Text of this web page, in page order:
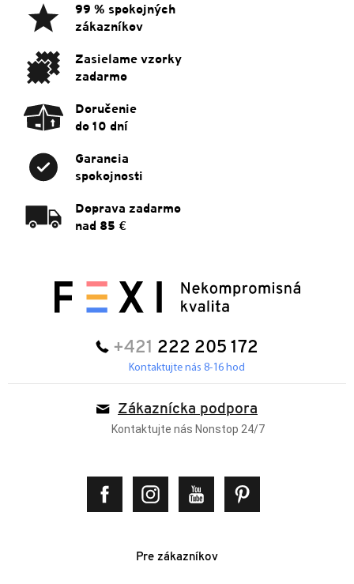
99 % spokojných
zákazníkov
Zasielame vzorky
zadarmo
Doručenie
do 10 dní
Garancia
spokojnosti
Doprava zadarmo
nad 85 €
+421 222 205 172
Kontaktujte nás 8-16 hod
Zákaznícka podpora
Kontaktujte nás Nonstop 24/7
Pre zákazníkov